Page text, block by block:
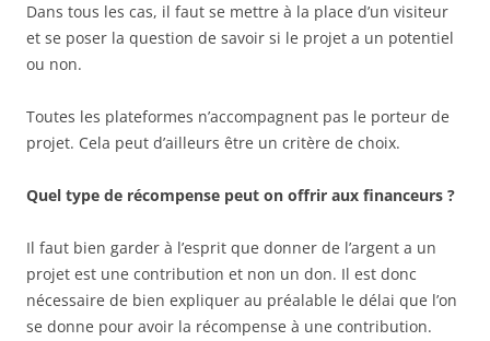
Dans tous les cas, il faut se mettre à la place d’un visiteur
et se poser la question de savoir si le projet a un potentiel
ou non.
Toutes les plateformes n’accompagnent pas le porteur de
projet. Cela peut d’ailleurs être un critère de choix.
Quel type de récompense peut on offrir aux financeurs ?
Il faut bien garder à l’esprit que donner de l’argent a un
projet est une contribution et non un don. Il est donc
nécessaire de bien expliquer au préalable le délai que l’on
se donne pour avoir la récompense à une contribution.